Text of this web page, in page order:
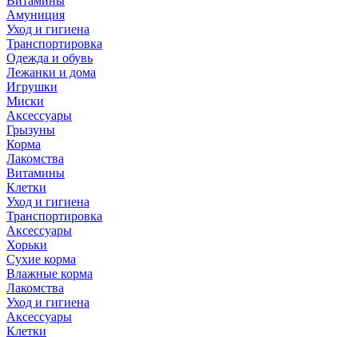
Амуниция
Уход и гигиена
Транспортировка
Одежда и обувь
Лежанки и дома
Игрушки
Миски
Аксессуары
Грызуны
Корма
Лакомства
Витамины
Клетки
Уход и гигиена
Транспортировка
Аксессуары
Хорьки
Сухие корма
Влажные корма
Лакомства
Уход и гигиена
Аксессуары
Клетки